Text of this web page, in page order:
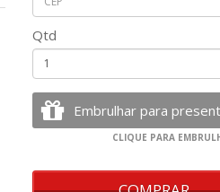
Qtd